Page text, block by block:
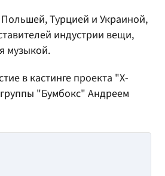
Турцией и Украиной,
индустрии вещи,
музыкой.
в кастинге проекта "Х-
"Бумбокс" Андреем